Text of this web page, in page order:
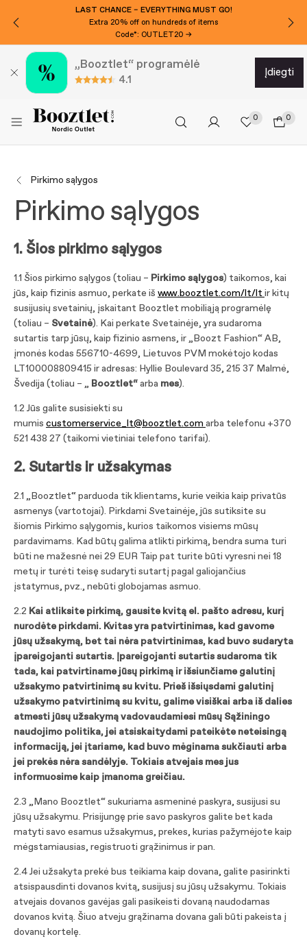
LAST CHANCE – EVERYTHING MUST GO!
Extra 20% off on hundreds of items
Code*: OUTLET20 →
„Booztlet“ programėlė
4.1
įdiegti
0 0
Pirkimo sąlygos
Pirkimo sąlygos
1. Šios pirkimo sąlygos
1.1 Šios pirkimo sąlygos (toliau – Pirkimo sąlygos) taikomos, kai
jūs, kaip fizinis asmuo, perkate iš www.booztlet.com/lt/ltir kitų
susijusių svetainių, įskaitant Booztlet mobiliąją programėlę
(toliau – Svetainė). Kai perkate Svetainėje, yra sudaroma
sutartis tarp jūsų, kaip fizinio asmens, ir „Boozt Fashion“ AB,
įmonės kodas 556710-4699, Lietuvos PVM mokėtojo kodas
LT100008809415 ir adresas: Hyllie Boulevard 35, 215 37 Malmė,
Švedija (toliau – „ Booztlet“arba mes).
1.2 Jūs galite susisiekti su
mumis customerservice_lt@booztlet.com arba telefonu +370
521 438 27 (taikomi vietiniai telefono tarifai).
2. Sutartis ir užsakymas
2.1 „Booztlet“ parduoda tik klientams, kurie veikia kaip privatūs
asmenys (vartotojai). Pirkdami Svetainėje, jūs sutiksite su
šiomis Pirkimo sąlygomis, kurios taikomos visiems mūsų
pardavimams. Kad būtų galima atlikti pirkimą, bendra suma turi
būti ne mažesnė nei 29 EUR Taip pat turite būti vyresni nei 18
metų ir turėti teisę sudaryti sutartį pagal galiojančius
įstatymus, pvz., nebūti globojamas asmuo.
2.2 Kai atliksite pirkimą, gausite kvitą el. pašto adresu, kurį
nurodėte pirkdami. Kvitas yra patvirtinimas, kad gavome
jūsų užsakymą, bet tai nėra patvirtinimas, kad buvo sudaryta
įpareigojanti sutartis. Įpareigojanti sutartis sudaroma tik
tada, kai patvirtiname jūsų pirkimą ir išsiunčiame galutinį
užsakymo patvirtinimą su kvitu. Prieš išsiųsdami galutinį
užsakymo patvirtinimą su kvitu, galime visiškai arba iš dalies
atmesti jūsų užsakymą vadovaudamiesi mūsų Sąžiningo
naudojimo politika, jei atsiskaitydami pateikėte neteisingą
informaciją, jei įtariame, kad buvo mėginama sukčiauti arba
jei prekės nėra sandėlyje. Tokiais atvejais mes jus
informuosime kaip įmanoma greičiau.
2.3 „Mano Booztlet“ sukuriama asmeninė paskyra, susijusi su
jūsų užsakymu. Prisijungę prie savo paskyros galite bet kada
matyti savo esamus užsakymus, prekes, kurias pažymėjote kaip
mėgstamiausias, registruoti grąžinimus ir pan.
2.4 Jei užsakyta prekė bus teikiama kaip dovana, galite pasirinkti
atsispausdinti dovanos kvitą, susijusį su jūsų užsakymu. Tokiais
atvejais dovanos gavėjas gali pasikeisti dovaną naudodamas
dovanos kvitą. Šiuo atveju grąžinama dovana gali būti pakeista į
dovanų kortelę.